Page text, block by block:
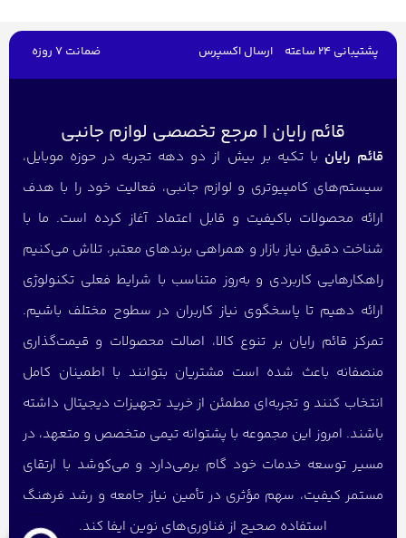
پشتیبانی 24 ساعته ارسال اکسپرس ضمانت 7 روزه
قائم رایان | مرجع تخصصی لوازم جانبی
قائم رایان با تکیه بر بیش از دو دهه تجربه در حوزه موبایل،
سیستم‌های کامپیوتری و لوازم جانبی، فعالیت خود را با هدف
ارائه محصولات باکیفیت و قابل اعتماد آغاز کرده است. ما با
شناخت دقیق نیاز بازار و همراهی برندهای معتبر، تلاش می‌کنیم
راهکارهایی کاربردی و به‌روز متناسب با شرایط فعلی تکنولوژی
ارائه دهیم تا پاسخگوی نیاز کاربران در سطوح مختلف باشیم.
تمرکز قائم رایان بر تنوع کالا، اصالت محصولات و قیمت‌گذاری
منصفانه باعث شده است مشتریان بتوانند با اطمینان کامل
انتخاب کنند و تجربه‌ای مطمئن از خرید تجهیزات دیجیتال داشته
باشند. امروز این مجموعه با پشتوانه تیمی متخصص و متعهد، در
مسیر توسعه خدمات خود گام برمی‌دارد و می‌کوشد با ارتقای
مستمر کیفیت، سهم مؤثری در تأمین نیاز جامعه و رشد فرهنگ
استفاده صحیح از فناوری‌های نوین ایفا کند.